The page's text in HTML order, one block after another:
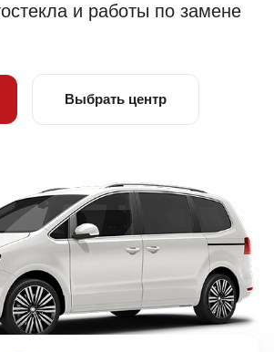
и работы по замене
Выбрать центр